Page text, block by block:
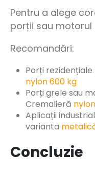
Pentru a alege
porții sau motorul
Recomandări:
Porți
nylon 600 kg
Porți grele sau
Cremalieră
Aplicații
varianta
Concluzie